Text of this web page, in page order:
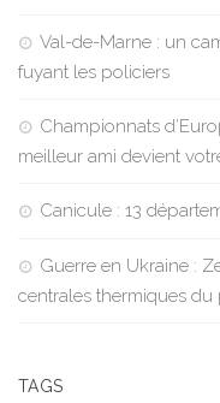
Val-de-Marne : un
fuyant les policiers
Championnats
meilleur ami devient
Canicule : 13
Guerre en Ukraine :
centrales thermiques du
TAGS